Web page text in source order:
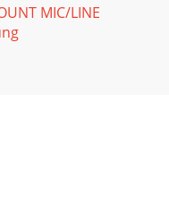
7Сигнал появится
MIC/LINE